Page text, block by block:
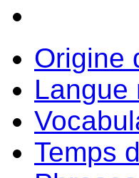
Origine
Langue
Temps